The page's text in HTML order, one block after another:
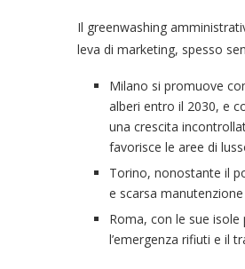
Il greenwashing
leva di marketing, spesso
Milano si promuove
alberi entro il 2030, e
una crescita
favorisce le aree di
Torino, nonostante il
e scarsa
Roma, con le sue isole
l’emergenza rifiuti e il